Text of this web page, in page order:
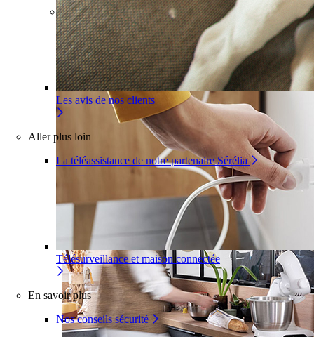
Télésurveillance et maison connectée
En savoir plus
Nos conseils sécurité
Les avis de nos clients
Aller plus loin
La téléassistance de notre partenaire Sérélia
Pour un appartement Une installation adaptée à votre
intérieur